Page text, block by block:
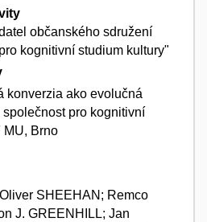
občanského sdružení
kognitivní studium kultury"
konverzia ako evolučná
společnost pro kognitivní
MU, Brno
SHEEHAN; Remco
J. GREENHILL; Jan